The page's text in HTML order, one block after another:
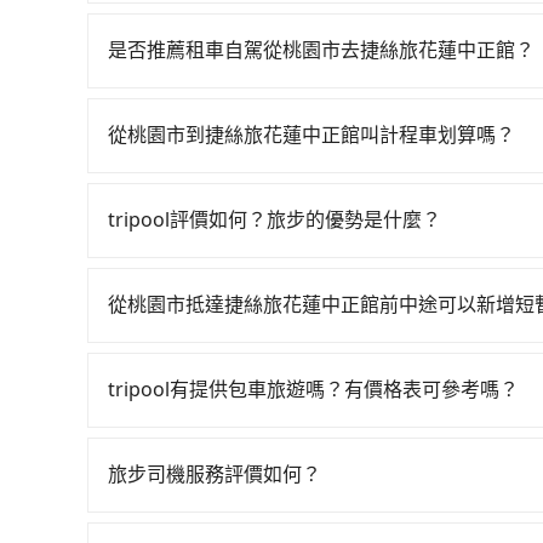
多有72班次高鐵可搭乘。假設從桃園市大園區前
225分鐘、車費5,200元後，抵達捷絲旅花蓮中正
會額外浪費79分鐘在轉乘與等車上，現在還不馬
是否推薦租車自駕從桃園市去捷絲旅花蓮中正館？
說京新國際租賃、陳立小客車租賃、上鼎租車。
200~400公里，超過還會額外加收100~2,000元不
就略顯浪費。再者，租車地點可能離你的住家/辦
從桃園市到捷絲旅花蓮中正館叫計程車划算嗎？
到車，也可考慮打電話至附近的計程車隊，如菓
然桃園市區到捷絲旅花蓮中正館的跳表小黃可能
tripool評價如何？旅步的優勢是什麼？
外，tripool司機專業的駕駛和親切服務態度也獲
從桃園市抵達捷絲旅花蓮中正館前中途可以新增短
置，前後額外里程數5公里內加收200元。雖然可
tripool有提供包車旅遊嗎？有價格表可參考嗎？
可彈性選擇2~12小時的服務，滿足家族出遊、朋
旅步司機服務評價如何？